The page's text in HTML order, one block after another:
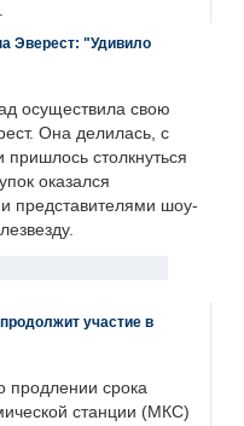
Эверест: "Удивило
осуществила свою
Она делилась, с
столкнуться
оказался
представителями шоу-
участие в
продлении срока
станции (МКС)